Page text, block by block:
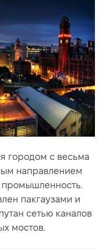
городом с весьма
направлением
промышленность.
пакгаузами и
сетью каналов
мостов.